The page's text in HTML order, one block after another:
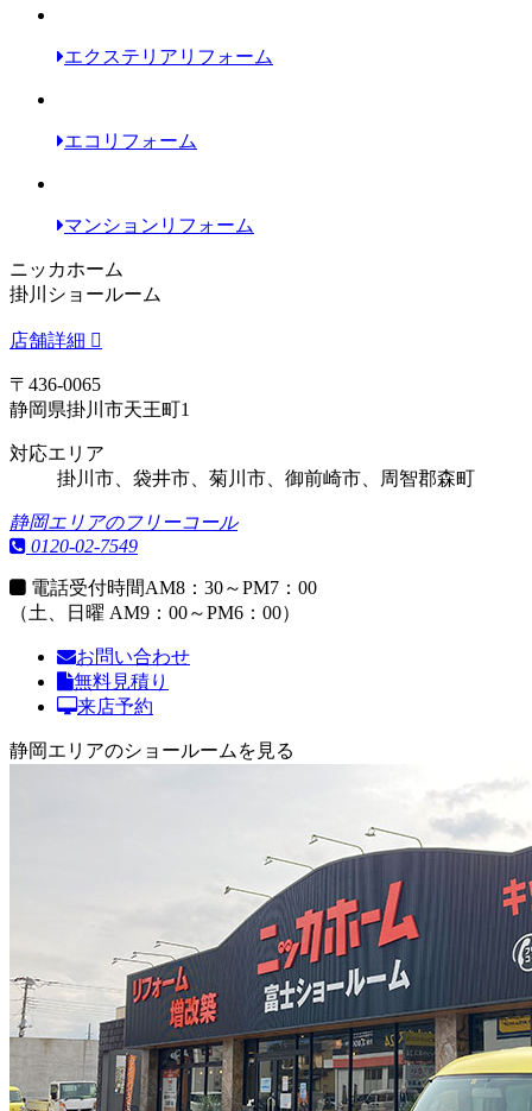
エクステリアリフォーム
エコリフォーム
マンションリフォーム
ニッカホーム
掛川ショールーム
店舗詳細
〒436-0065
静岡県掛川市天王町1
対応エリア
掛川市、袋井市、菊川市、御前崎市、周智郡森町
静岡エリアのフリーコール
0120-02-7549
電話受付時間AM8：30～PM7：00
（土、日曜 AM9：00～PM6：00）
お問い合わせ
無料見積り
来店予約
静岡エリアのショールームを見る